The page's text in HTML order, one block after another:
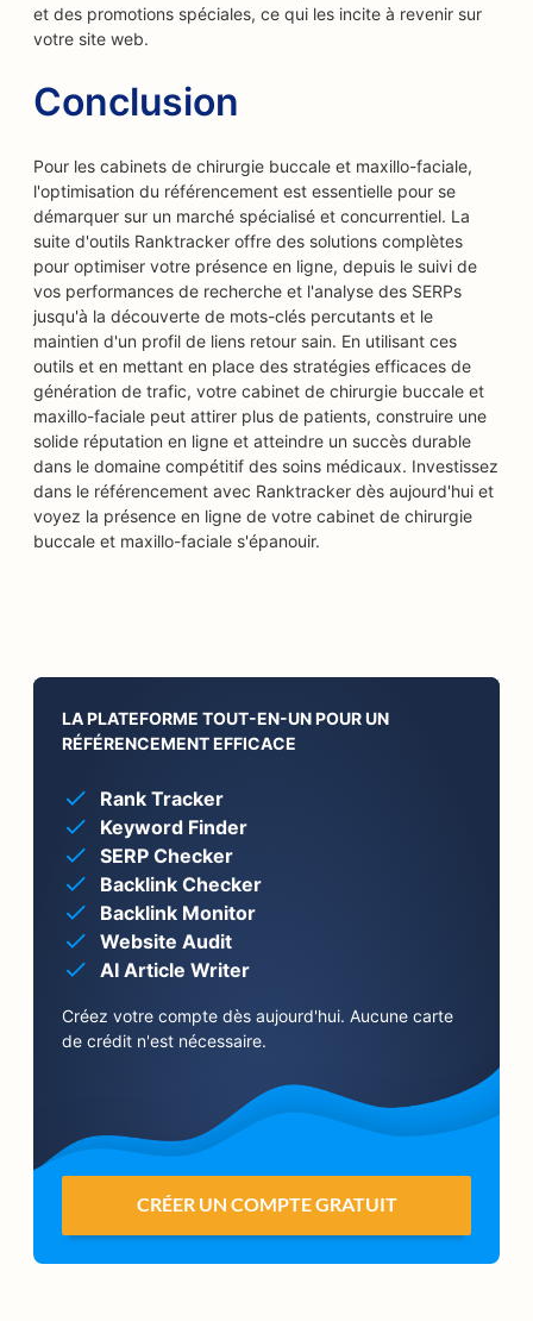
et des promotions spéciales, ce qui les incite à revenir sur
votre site web.
Conclusion
Pour les cabinets de chirurgie buccale et maxillo-faciale,
l'optimisation du référencement est essentielle pour se
démarquer sur un marché spécialisé et concurrentiel. La
suite d'outils Ranktracker offre des solutions complètes
pour optimiser votre présence en ligne, depuis le suivi de
vos performances de recherche et l'analyse des SERPs
jusqu'à la découverte de mots-clés percutants et le
maintien d'un profil de liens retour sain. En utilisant ces
outils et en mettant en place des stratégies efficaces de
génération de trafic, votre cabinet de chirurgie buccale et
maxillo-faciale peut attirer plus de patients, construire une
solide réputation en ligne et atteindre un succès durable
dans le domaine compétitif des soins médicaux. Investissez
dans le référencement avec Ranktracker dès aujourd'hui et
voyez la présence en ligne de votre cabinet de chirurgie
buccale et maxillo-faciale s'épanouir.
LA PLATEFORME TOUT-EN-UN POUR UN
RÉFÉRENCEMENT EFFICACE
Rank Tracker
Keyword Finder
SERP Checker
Backlink Checker
Backlink Monitor
Website Audit
AI Article Writer
Créez votre compte dès aujourd'hui. Aucune carte
de crédit n'est nécessaire.
CRÉER UN COMPTE GRATUIT